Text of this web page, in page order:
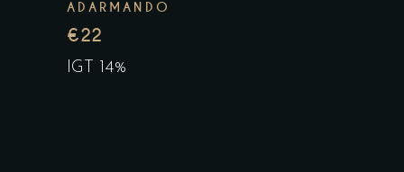
ADARMANDO
€22
IGT 14%